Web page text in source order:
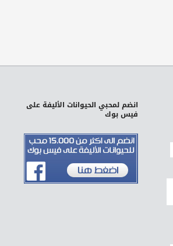
انضم لمحبي الحيوانات الأليفة على
فيس بوك